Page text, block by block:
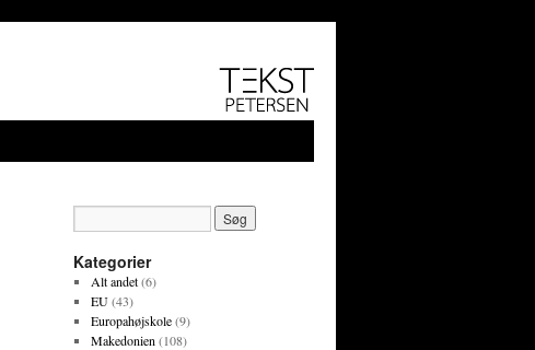
Kategorier
Alt andet(6)
EU(43)
Europahøjskole(9)
Makedonien (108)